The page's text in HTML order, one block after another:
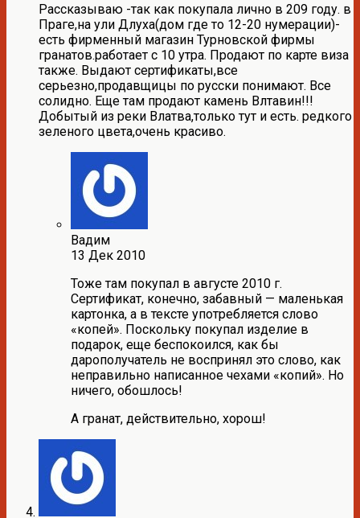
Рассказываю -так как покупала лично в 209 году. в
Праге,на ули Длуха(дом где то 12-20 нумерации)-
есть фирменный магазин Турновской фирмы
гранатов.работает с 10 утра. Продают по карте виза
также. Выдают сертификаты,все
серьезно,продавщицы по русски понимают. Все
солидно. Еще там продают камень Влтавин!!!
Добытый из реки Влатва,только тут и есть. редкого
зеленого цвета,очень красиво.
Вадим
13 Дек 2010
Тоже там покупал в августе 2010 г.
Сертификат, конечно, забавный — маленькая
картонка, а в тексте употребляется слово
«копей». Поскольку покупал изделие в
подарок, еще беспокоился, как бы
дарополучатель не воспринял это слово, как
неправильно написанное чехами «копий». Но
ничего, обошлось!
А гранат, действительно, хорош!